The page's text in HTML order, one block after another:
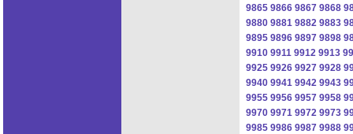
9865 9866 9867 9868
9880 9881 9882 9883
9895 9896 9897 9898
9910 9911 9912 9913
9925 9926 9927 9928
9940 9941 9942 9943
9955 9956 9957 9958
9970 9971 9972 9973
9985 9986 9987 9988